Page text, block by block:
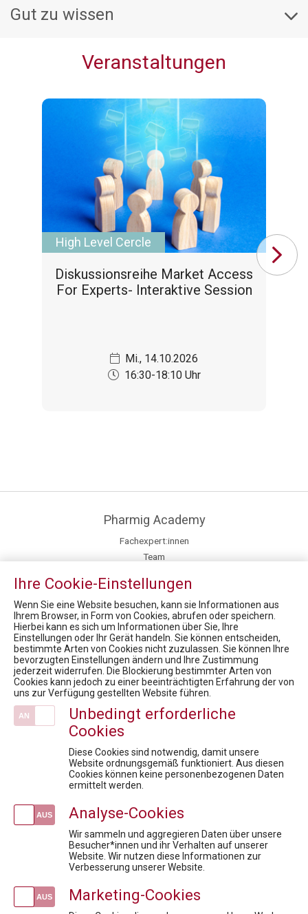
Gut zu wissen
Veranstaltungen
High Level Cercle
Diskussionsreihe Market Access
For Experts- Interaktive Session
Mi., 14.10.2026
16:30-18:10 Uhr
Pharmig Academy
Fachexpert:innen
Team
Newsroom
Inhouse Training
News
Market Access for you - Insider Know how & Best Practice Modul 5
9. Health Care Symposium - Prepare Austria for a national data strategy
Market Access for you - Insider Know-how & Best Practice Modul 4
Fit für die Prüfung - Pharmareferent:innen Vorbereitungskurs
Projektmanagement in der Pharmabranche
Pharma Intensiv: Industry Deep Dive
Fit für die Prüfung - Pharmareferent:innen Vorbereitungskurs
Newsletteranmeldung
Ihre Cookie-Einstellungen
Wenn Sie eine Website besuchen, kann sie Informationen aus
Ihrem Browser, in Form von Cookies, abrufen oder speichern.
Hierbei kann es sich um Informationen über Sie, Ihre
Einstellungen oder Ihr Gerät handeln. Sie können entscheiden,
bestimmte Arten von Cookies nicht zuzulassen. Sie können Ihre
bevorzugten Einstellungen ändern und Ihre Zustimmung
jederzeit widerrufen. Die Blockierung bestimmter Arten von
Cookies kann jedoch zu einer beeinträchtigten Erfahrung der von
uns zur Verfügung gestellten Website führen.
Unbedingt erforderliche
Cookies
Diese Cookies sind notwendig, damit unsere
Website ordnungsgemäß funktioniert. Aus diesen
Cookies können keine personenbezogenen Daten
ermittelt werden.
Analyse-Cookies
Wir sammeln und aggregieren Daten über unsere
Besucher*innen und ihr Verhalten auf unserer
Website. Wir nutzen diese Informationen zur
Verbesserung unserer Website.
Marketing-Cookies